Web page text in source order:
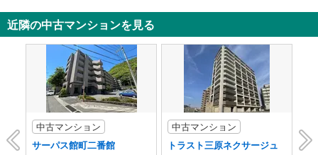
・新幹線改札⇔在来線改札内
［在来線］
・各ホーム⇔改札
エスカレータ
［新幹線］
・各ホーム⇔新幹線改札
・新幹線改札⇔在来線改札内
［在来線］
・各ホーム⇔改札
トイレ
近隣の中古マンションを見る
中古マンション
サーパス館町二番館
中古マンション
トラスト三原ネクサージュ
ヴ